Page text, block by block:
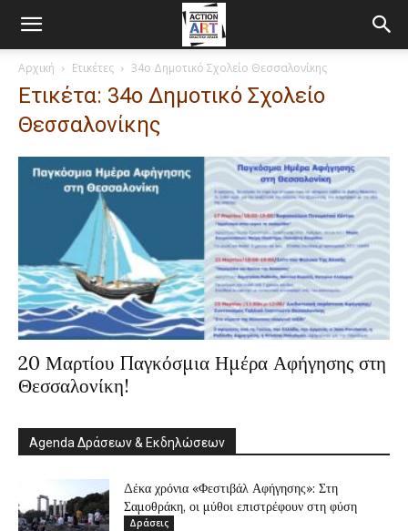
Αρχική Ετικέτες 34ο Δημοτικό Σχολείο Θεσσαλονίκης
Ετικέτα: 34ο Δημοτικό Σχολείο
Θεσσαλονίκης
20 Μαρτίου Παγκόσμια Ημέρα Αφήγησης στη
Θεσσαλονίκη!
Agenda Δράσεων & Εκδηλώσεων
Δέκα χρόνια «Φεστιβάλ Αφήγησης»: Στη
Σαμοθράκη, οι μύθοι επιστρέφουν στη φύση
Δράσεις